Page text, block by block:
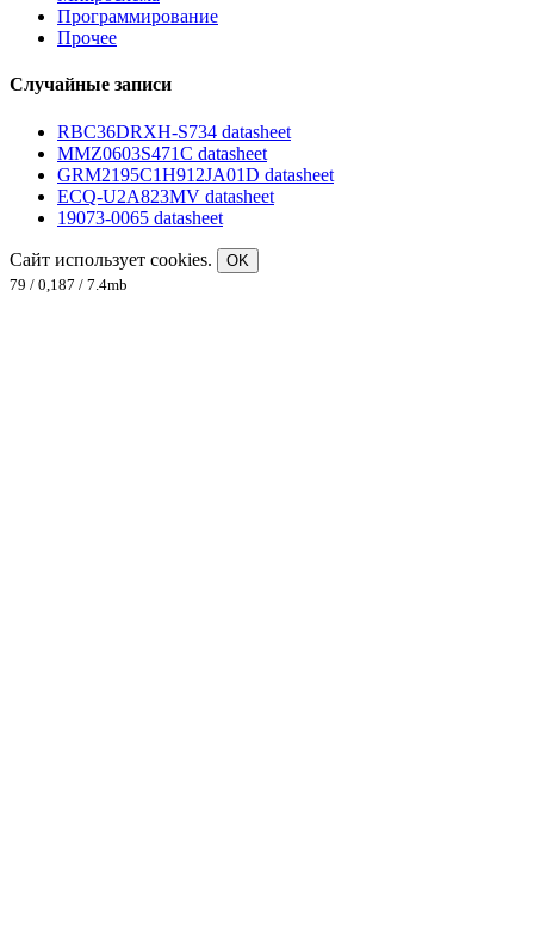
Программирование
Прочее
Случайные записи
RBC36DRXH-S734 datasheet
MMZ0603S471C datasheet
GRM2195C1H912JA01D datasheet
ECQ-U2A823MV datasheet
19073-0065 datasheet
Сайт использует cookies.
OK
79 / 0,187 / 7.4mb